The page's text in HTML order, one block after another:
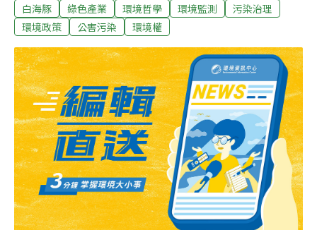
厲鬼昇天，不要陰魂不散橫行台灣社會。由台灣媽祖魚保
育聯盟、彰化縣環境保護聯盟、綠黨等團體發起的「中元
安即透過臉書得知這項活動，特地從高雄北上參加。曾經
出海看過白海豚，李遇安認為政府對環境太不尊重。另一
位也是透過臉書得知活動的網友，忍受著夏日炎熱的溫度
上粧，即使晚一點就會上班，仍將寶貴的時間挪出來支持
環團的信念。環團形容政府政策圈地滅農、重財團輕庶
民、債留子孫、禍國殃民宛若神鬼亂舞，這一天各式各樣
的符咒傾出，要鎮住諸如「債留子孫欠債鬼」，環保指
稱，經建會主委劉憶如公然稱環保為投資障礙，卻不知環
保綠色產業是最好的投資。面對世界級保育生物白海豚，
白海豚 綠色產業 環境哲學 環境監測
污染治理
環境政策
公害污染 環境權